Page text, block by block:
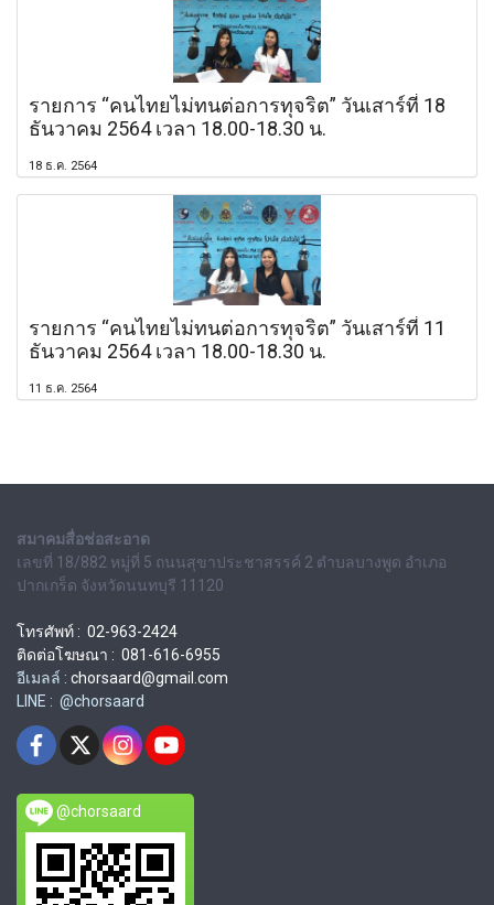
รายการ “คนไทยไม่ทนต่อการทุจริต” วันเสาร์ที่ 18
ธันวาคม 2564 เวลา 18.00-18.30 น.
18 ธ.ค. 2564
รายการ “คนไทยไม่ทนต่อการทุจริต” วันเสาร์ที่ 11
ธันวาคม 2564 เวลา 18.00-18.30 น.
11 ธ.ค. 2564
สมาคมสื่อช่อสะอาด
เลขที่ 18/882 หมู่ที่ 5 ถนนสุขาประชาสรรค์ 2 ตำบลบางพูด อำเภอ
ปากเกร็ด จังหวัดนนทบุรี 11120
โทรศัพท์ : 02-963-2424
ติดต่อโฆษณา : 081-616-6955
อีเมลล์ : chorsaard@gmail.com
LINE : @chorsaard
@chorsaard